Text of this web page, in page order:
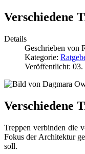
Verschiedene
Details
Geschrieben von
Kategorie:
Veröffentlicht: 03.
Verschiedene
Treppen verbinden die
Fokus der Architektur
soll.